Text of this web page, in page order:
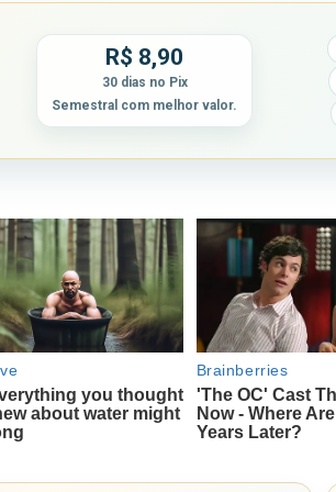
R$ 8,90
30 dias no Pix
Semestral com melhor valor.